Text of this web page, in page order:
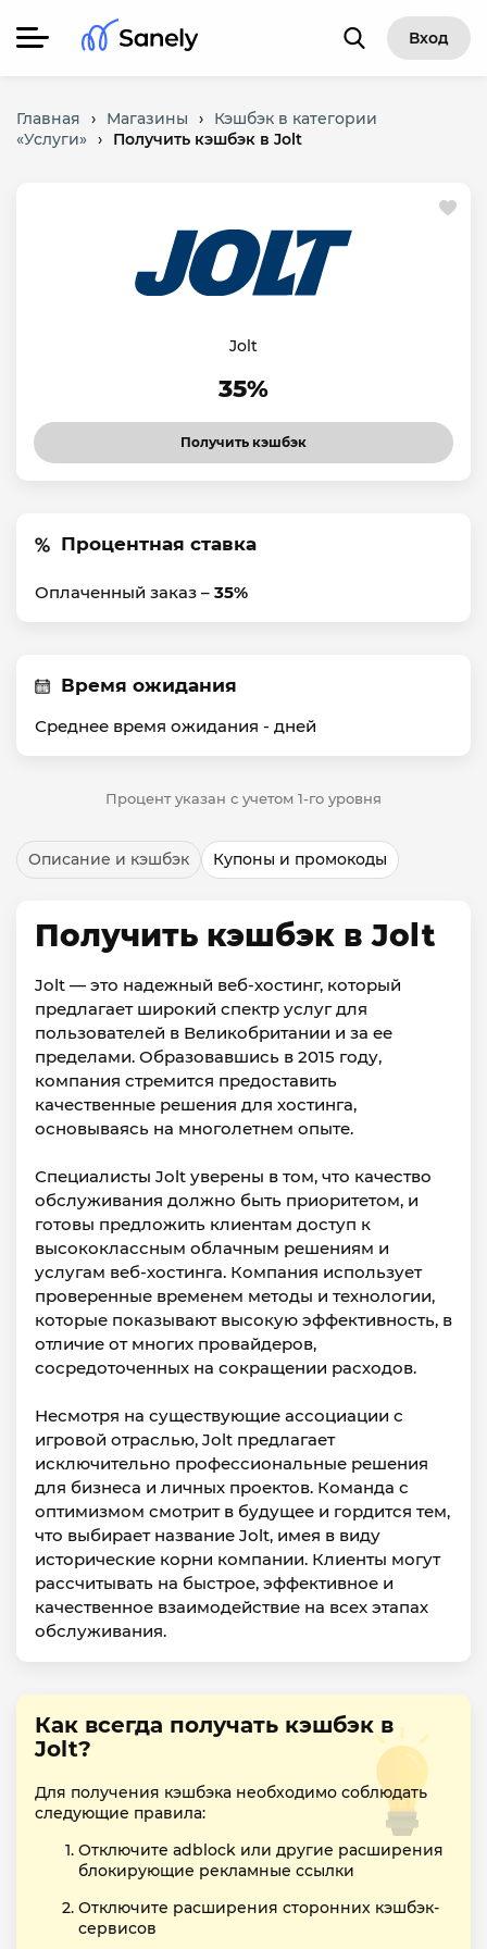
Вход
Главная › Магазины ›
Кэшбэк в категории
«Услуги» › Получить кэшбэк в Jolt
Jolt
35%
Получить кэшбэк
Процентная ставка
Оплаченный заказ – 35%
Время ожидания
Среднее время ожидания - дней
Процент указан с учетом 1-го уровня
Описание и кэшбэк Купоны и промокоды
Получить кэшбэк в Jolt
Jolt — это надежный веб-хостинг, который
предлагает широкий спектр услуг для
пользователей в Великобритании и за ее
пределами. Образовавшись в 2015 году,
компания стремится предоставить
качественные решения для хостинга,
основываясь на многолетнем опыте.
Специалисты Jolt уверены в том, что качество
обслуживания должно быть приоритетом, и
готовы предложить клиентам доступ к
высококлассным облачным решениям и
услугам веб-хостинга. Компания использует
проверенные временем методы и технологии,
которые показывают высокую эффективность, в
отличие от многих провайдеров,
сосредоточенных на сокращении расходов.
Несмотря на существующие ассоциации с
игровой отраслью, Jolt предлагает
исключительно профессиональные решения
для бизнеса и личных проектов. Команда с
оптимизмом смотрит в будущее и гордится тем,
что выбирает название Jolt, имея в виду
исторические корни компании. Клиенты могут
рассчитывать на быстрое, эффективное и
качественное взаимодействие на всех этапах
обслуживания.
Как всегда получать кэшбэк в
Jolt?
Для получения кэшбэка необходимо соблюдать
следующие правила:
Отключите adblock или другие расширения
блокирующие рекламные ссылки
Отключите расширения сторонних кэшбэк-
сервисов